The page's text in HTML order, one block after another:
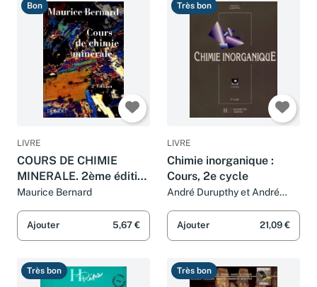
Bon
LIVRE
COURS DE CHIMIE
MINERALE. 2ème édition
revue et augmentée
Maurice Bernard
Ajouter 5,67 €
Très bon
LIVRE
Chimie inorganique :
Cours, 2e cycle
André Durupthy et André
Ajouter 21,09 €
Très bon Très bon